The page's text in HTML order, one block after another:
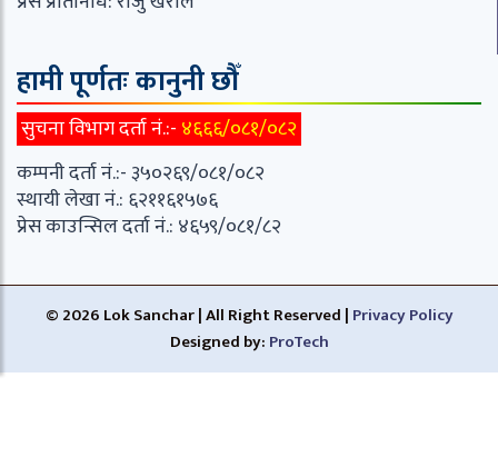
हामी पूर्णतः कानुनी छौँ
सुचना विभाग दर्ता नं.:- ४६६६/०८१/०८२
कम्पनी दर्ता नं.:- ३५०२६९/०८१/०८२
स्थायी लेखा नं.: ६२११६१५७६
प्रेस काउन्सिल दर्ता नं.: ४६५९/०८१/८२
© 2026 Lok Sanchar | All Right Reserved | Privacy Policy
Designed by: ProTech